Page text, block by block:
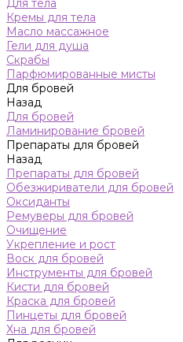
Для тела
Кремы для тела
Масло массажное
Гели для душа
Скрабы
Парфюмированные мисты
Для бровей
Назад
Для бровей
Ламинирование бровей
Препараты для бровей
Назад
Препараты для бровей
Обезжириватели для бровей
Оксиданты
Ремуверы для бровей
Очищение
Укрепление и рост
Воск для бровей
Инструменты для бровей
Кисти для бровей
Краска для бровей
Пинцеты для бровей
Хна для бровей